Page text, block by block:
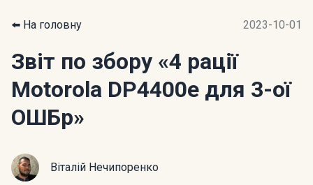
⬅️ На головну 2023-10-01
Звіт по збору «4 рації
Motorola DP4400e для 3-ої
ОШБр»
Віталій Нечипоренко